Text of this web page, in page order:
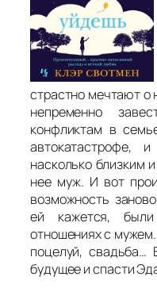
страстно мечтают о
непременно
конфликтам в
автокатастрофе,
насколько близким
нее муж. И вот
возможность
ей кажется,
отношениях с
поцелуй, свадьба…
будущее и спасти